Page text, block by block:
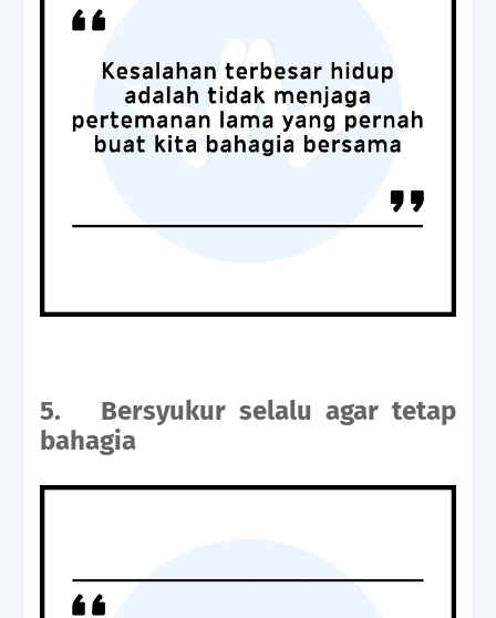
5. Bersyukur selalu agar tetap
bahagia